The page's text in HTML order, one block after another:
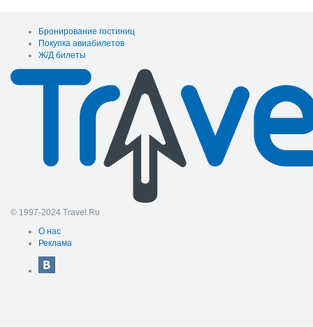
Бронирование гостиниц
Покупка авиабилетов
Ж/Д билеты
© 1997-2024 Travel.Ru
О нас
Реклама